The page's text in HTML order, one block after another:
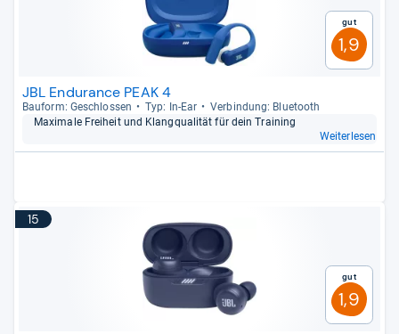
Gut
1,9
JBL Endurance PEAK 4
Bau­form: Geschlos­sen Typ: In-​Ear
Ver­bin­dung: Blue­tooth
Maxi­male Frei­heit und Klang­qua­li­tät für dein Trai­ning
Weiterlesen
15
Gut
1,9